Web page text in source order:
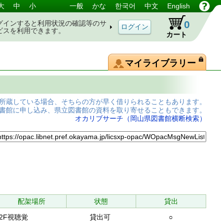
中 小 一般 かな 한국어 中文 English
インすると利用状況の確認等のサ
スを利用できます。
カート
0
マイライブラリー
蔵している場合、そちらの方が早く借りられることもあります。
館に申し込み、県立図書館の資料を取り寄せることもできます。
オカリブサーチ（岡山県図書館横断検索）
配架場所 状態
貸出
視聴覚
貸出可 ○